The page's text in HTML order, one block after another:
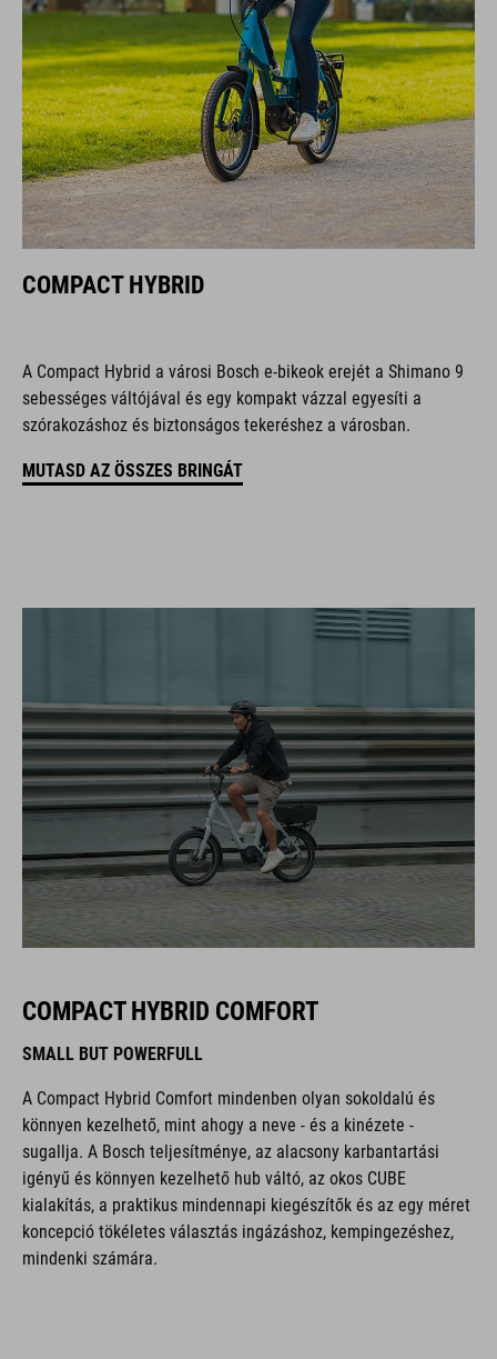
COMPACT HYBRID
A Compact Hybrid a városi Bosch e-bikeok erejét a Shimano 9
sebességes váltójával és egy kompakt vázzal egyesíti a
szórakozáshoz és biztonságos tekeréshez a városban.
MUTASD AZ ÖSSZES BRINGÁT
COMPACT HYBRID COMFORT
SMALL BUT POWERFULL
A Compact Hybrid Comfort mindenben olyan sokoldalú és
könnyen kezelhető, mint ahogy a neve - és a kinézete -
sugallja. A Bosch teljesítménye, az alacsony karbantartási
igényű és könnyen kezelhető hub váltó, az okos CUBE
kialakítás, a praktikus mindennapi kiegészítők és az egy méret
koncepció tökéletes választás ingázáshoz, kempingezéshez,
mindenki számára.